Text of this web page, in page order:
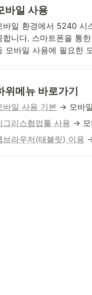
바일 사용
바일 환경에서 5240 시
합니다. 스마트폰을 통
모바일 사용에 필요한
위메뉴 바로가기
바일 사용 기본 → 모바
그리스협업툴 사용 → 모
브라우저(태블릿) 이용